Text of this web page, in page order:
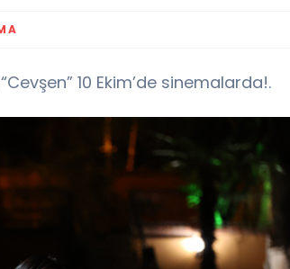
10 Ekim’de sinemalarda!.